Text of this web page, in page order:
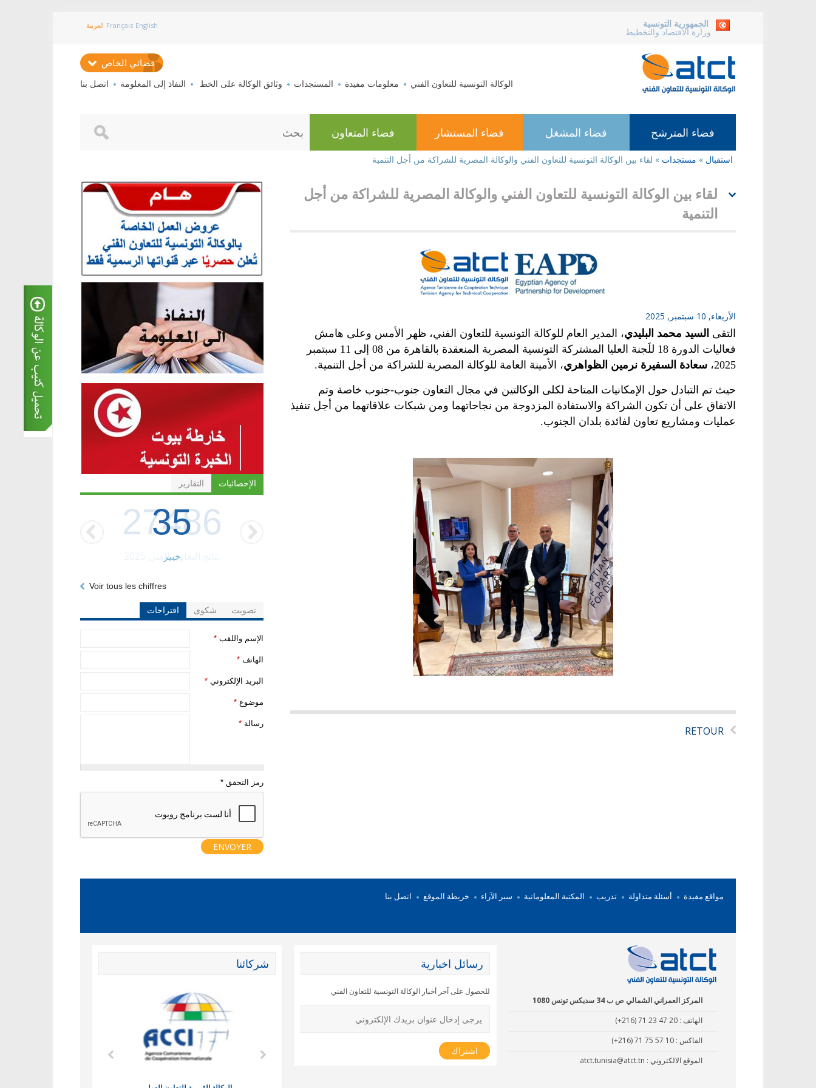
الجمهورية التونسية
وزارة الاقتصاد والتخطيط
Français English العربية
فضائي الخاص
الوكالة التونسية للتعاون الفني معلومات مفيدة المستجدات وثائق الوكالة على الخط النفاذ إلى المعلومة اتصل بنا
فضاء المترشح فضاء المشغل فضاء المستشار فضاء المتعاون ا
أنت
استقبال » مستجدات » لقاء بين الوكالة التونسية للتعاون الفني والوكالة المصرية للشراكة من أجل التنمية
لقاء بين الوكالة التونسية للتعاون الفني والوكالة المصرية للشراكة من أجل
التنمية
الأربعاء, 10 سبتمبر, 2025
التقى السيد محمد البليدي، المدير العام للوكالة التونسية للتعاون الفني، ظهر الأمس وعلى هامش
فعاليات الدورة 18 للَجنة العليا المشتركة التونسية المصرية المنعقدة بالقاهرة من 08 إلى 11 سبتمبر
2025، سعادة السفيرة نرمين الظواهري، الأمينة العامة للوكالة المصرية للشراكة من أجل التنمية.
حيث تم التبادل حول الإمكانيات المتاحة لكلى الوكالتين في مجال التعاون جنوب-جنوب خاصة وتم
الاتفاق على أن تكون الشراكة والاستفادة المزدوجة من نجاحاتهما ومن شبكات علاقاتهما من أجل تنفيذ
عمليات ومشاريع تعاون لفائدة بلدان الجنوب.
RETOUR
الإحصائيات التقارير
35
خبير
Voir tous les chiffres
تصويت شكوى اقتراحات
‏الإسم واللقب ‏ *
‏الهاتف ‏ *
‏البريد الإلكتروني ‏ *
‏موضوع ‏ *
‏رسالة ‏ *
مواقع مفيدة أسئلة متداولة تدريب المكتبة المعلوماتية سبر الآراء خريطة الموقع اتصل بنا
شركائنا
المركز العمراني الشمالي ص ب 34 سديكس تونس 1080
الهاتف :(+216) 71 23 47 20
الفاكس :(+216) 71 75 57 10
الموقع الالكتروني : atct.tunisia@atct.tn
رسائل اخبارية
للحصول على آخر أخبار الوكالة التونسية للتعاون الفني